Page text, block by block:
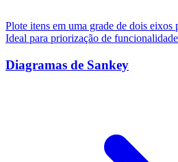
Plote itens em uma grade de dois eixos
Ideal para priorização de
Diagramas de Sankey